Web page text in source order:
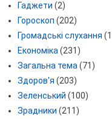
Гаджети (2)
Гороскоп (202)
Громадські слухання
Економіка(231)
Загальна тема(71)
Здоров'я (203)
Зеленський (100)
Зрадники (211)